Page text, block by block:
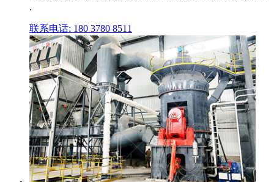
.
联系电话: 180 3780 8511